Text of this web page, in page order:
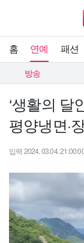
홈 연예 패션
방송
‘생활의 달
평양냉면·
입력 2024. 03.04.